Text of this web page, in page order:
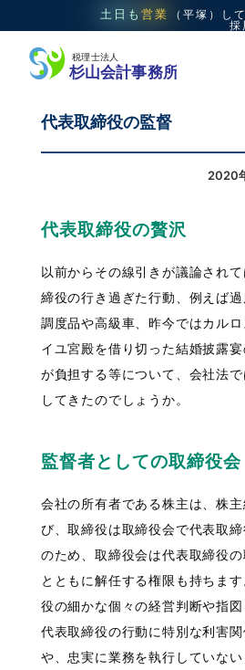
土日も 営業 （平塚）
し
採
代表取締役の監督
2020
代表取締役の贅沢
以前からその線引きが議論され
締役の行き過ぎた行動、例えば
調度品や高級車、昨今ではカル
イユ宮殿を借り切った結婚披露
が負担する等について、会社法
してきたのでしょうか。
監督者としての取締役会
会社の所有者である株主は、株
び、取締役は取締役会で代表取
のため、取締役会は代表取締役
とともに解任する権限も持ちま
役の細かな個々の経営判断や指図
代表取締役の行動に特別な利害
や、忠実に業務を執行していない